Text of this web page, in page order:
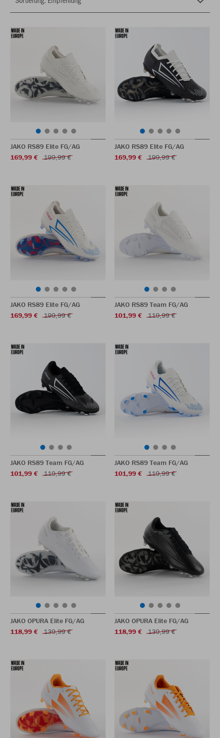
JAKO RS89 Elite FG/AG
169,99 €
199,99 €
JAKO RS89 Elite FG/AG
169,99 €
199,99 €
JAKO RS89 Elite FG/AG
169,99 €
199,99 €
JAKO RS89 Team FG/AG
101,99 €
119,99 €
JAKO RS89 Team FG/AG
101,99 €
119,99 €
JAKO RS89 Team FG/AG
101,99 €
119,99 €
JAKO OPURA Elite FG/AG
118,99 €
139,99 €
JAKO OPURA Elite FG/AG
118,99 €
139,99 €